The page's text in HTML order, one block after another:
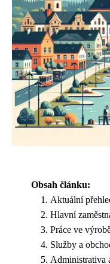
Obsah článku:
Aktuální
Hlavní
Práce ve
Služby a
Administrativa